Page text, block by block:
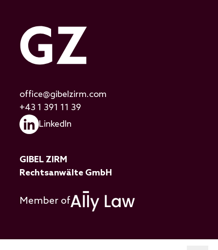
office@gibelzirm.com
+43 1 391 11 39
LinkedIn
Member of
GIBEL ZIRM
Rechtsanwälte GmbH